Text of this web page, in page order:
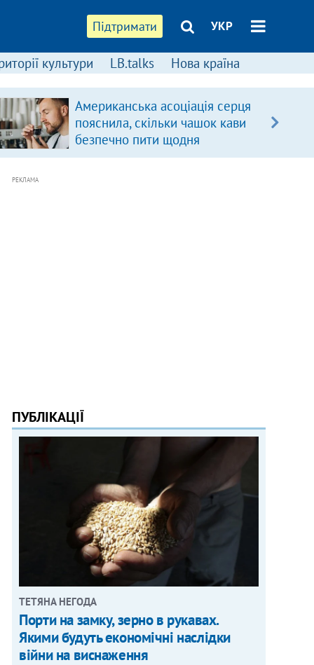
Підтримати УКР
культури LB.talks Нова країна
Американська асоціація серця
пояснила, скільки чашок кави
безпечно пити щодня
РЕКЛАМА
ПУБЛІКАЦІЇ
ТЕТЯНА НЕГОДА
Порти на замку, зерно в рукавах.
Якими будуть економічні наслідки
війни на виснаження